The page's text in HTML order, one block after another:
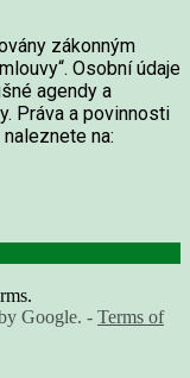
zákonným
Osobní údaje
agendy a
Práva a povinnosti
na:
Google. - Terms of